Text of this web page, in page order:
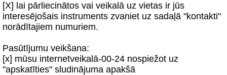
[X] lai pārliecinātos vai veikalā uz vietas ir jūs
interesējošais instruments zvaniet uz sadaļā "kontakti"
norādītajiem numuriem.
Pasūtījumu veikšana:
[x] mūsu internetveikalā-00-24 nospiežot uz
"apskatīties" sludinājuma apakšā